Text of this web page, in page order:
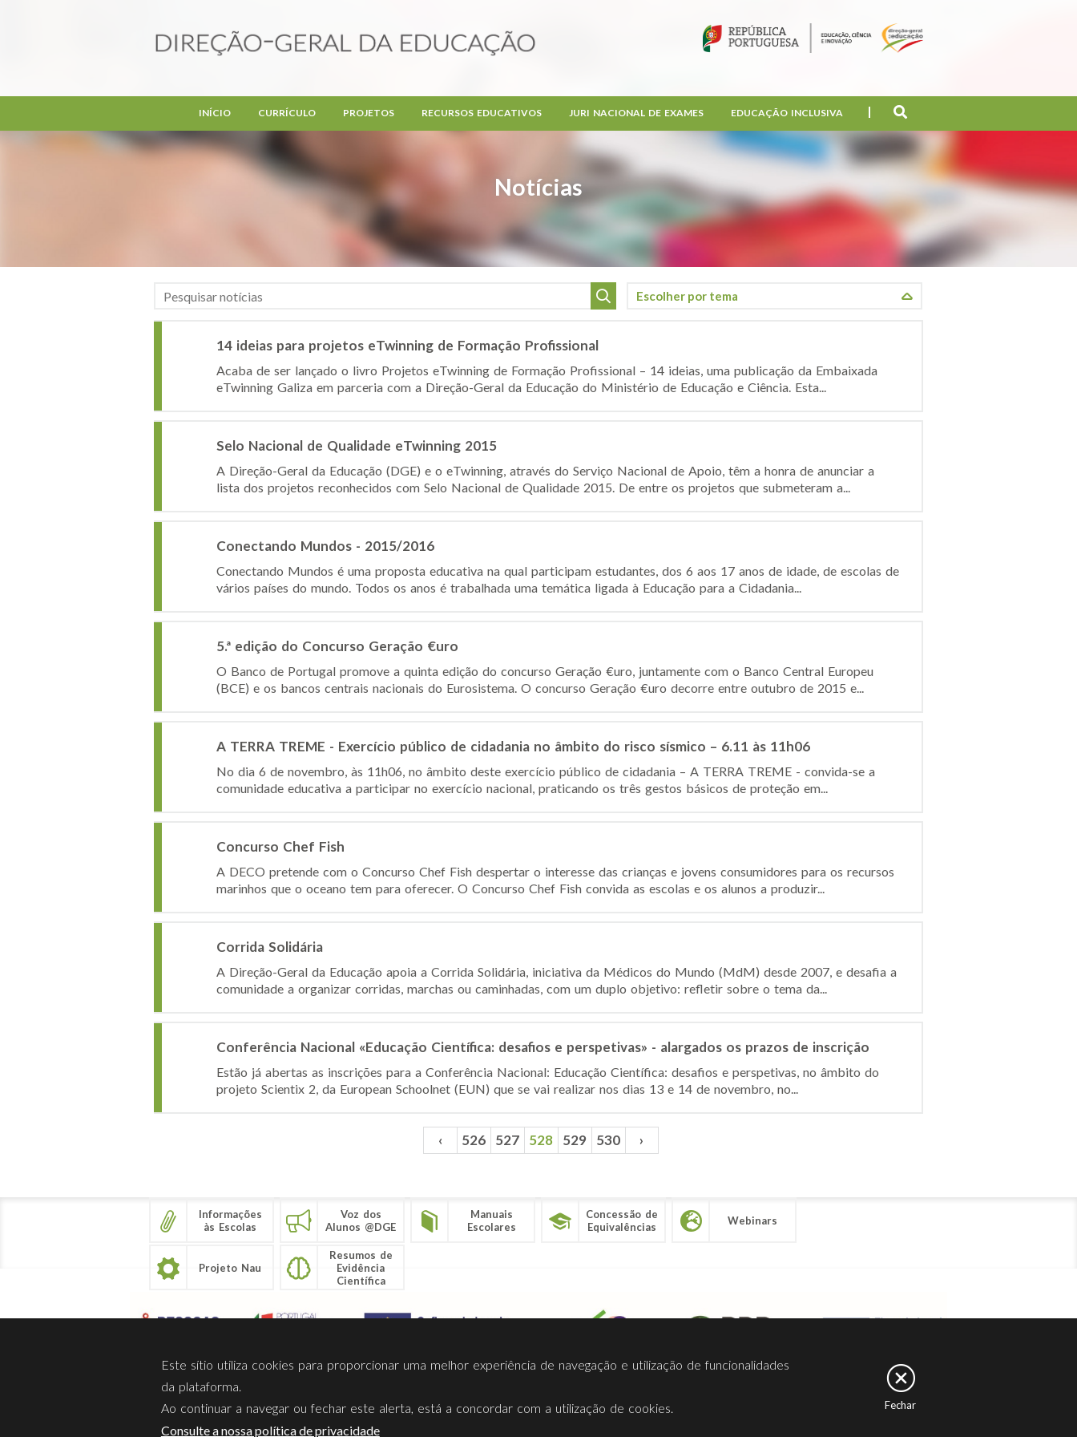
Notícias
INÍCIO CURRÍCULO PROJETOS RECURSOS EDUCATIVOS JURI NACIONAL DE EXAMES EDUCAÇÃO INCLUSIVA
14 ideias para projetos eTwinning de Formação Profissional
Acaba de ser lançado o livro Projetos eTwinning de Formação Profissional – 14 ideias, uma publicação da Embaixada
eTwinning Galiza em parceria com a Direção-Geral da Educação do Ministério de Educação e Ciência. Esta...
Selo Nacional de Qualidade eTwinning 2015
A Direção-Geral da Educação (DGE) e o eTwinning, através do Serviço Nacional de Apoio, têm a honra de anunciar a
lista dos projetos reconhecidos com Selo Nacional de Qualidade 2015. De entre os projetos que submeteram a...
Conectando Mundos - 2015/2016
Conectando Mundos é uma proposta educativa na qual participam estudantes, dos 6 aos 17 anos de idade, de escolas de
vários países do mundo. Todos os anos é trabalhada uma temática ligada à Educação para a Cidadania...
5.ª edição do Concurso Geração €uro
O Banco de Portugal promove a quinta edição do concurso Geração €uro, juntamente com o Banco Central Europeu
(BCE) e os bancos centrais nacionais do Eurosistema. O concurso Geração €uro decorre entre outubro de 2015 e...
A TERRA TREME - Exercício público de cidadania no âmbito do risco sísmico – 6.11 às 11h06
No dia 6 de novembro, às 11h06, no âmbito deste exercício público de cidadania – A TERRA TREME - convida-se a
comunidade educativa a participar no exercício nacional, praticando os três gestos básicos de proteção em...
Concurso Chef Fish
A DECO pretende com o Concurso Chef Fish despertar o interesse das crianças e jovens consumidores para os recursos
marinhos que o oceano tem para oferecer. O Concurso Chef Fish convida as escolas e os alunos a produzir...
Corrida Solidária
A Direção-Geral da Educação apoia a Corrida Solidária, iniciativa da Médicos do Mundo (MdM) desde 2007, e desafia a
comunidade a organizar corridas, marchas ou caminhadas, com um duplo objetivo: refletir sobre o tema da...
Conferência Nacional «Educação Científica: desafios e perspetivas» - alargados os prazos de inscrição
Estão já abertas as inscrições para a Conferência Nacional: Educação Científica: desafios e perspetivas, no âmbito do
projeto Scientix 2, da European Schoolnet (EUN) que se vai realizar nos dias 13 e 14 de novembro, no...
‹ 526 527 528 529 530 ›
Informações
às Escolas
Voz dos
Alunos @DGE
Manuais
Escolares
Concessão de
Equivalências
Webinars
Projeto Nau
Resumos de
Evidência
Científica
Sobre Nós Privacidade Termos Utilização Contactos Ligações Facebook
Este sítio utiliza cookies para proporcionar uma melhor experiência de navegação e utilização de funcionalidades
da plataforma.
Ao continuar a navegar ou fechar este alerta, está a concordar com a utilização de cookies.
Consulte a nossa política de privacidade
Fechar